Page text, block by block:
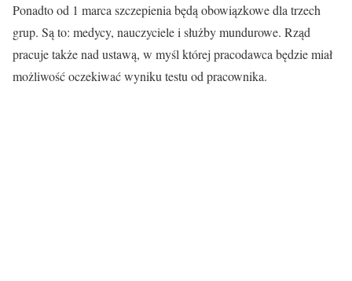
Ponadto od 1 marca szczepienia będą obowiązkowe dla trzech
grup. Są to: medycy, nauczyciele i służby mundurowe. Rząd
pracuje także nad ustawą, w myśl której pracodawca będzie miał
możliwość oczekiwać wyniku testu od pracownika.